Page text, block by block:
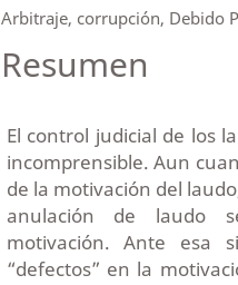
Arbitraje, corrupción, Debido
Resumen
El control judicial de los
incomprensible. Aun
de la motivación del
anulación de laudo
motivación. Ante esa
“defectos” en la